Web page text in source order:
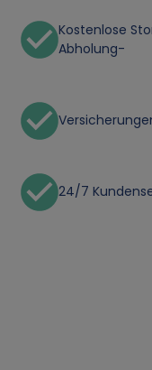
Kostenlose
Abholung-
24/7